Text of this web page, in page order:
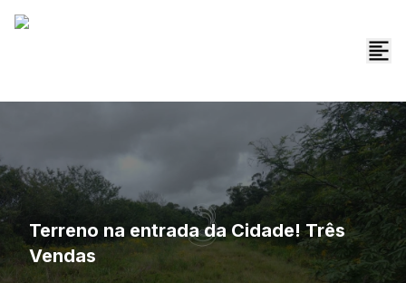
Terreno na entrada da Cidade! Três
Vendas